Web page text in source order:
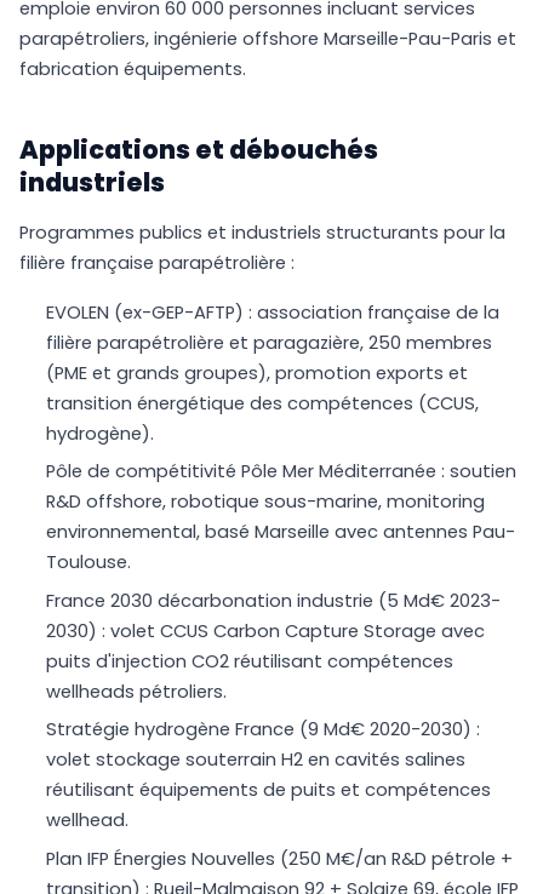
emploie environ 60 000 personnes incluant services
parapétroliers, ingénierie offshore Marseille-Pau-Paris et
fabrication équipements.
Applications et débouchés
industriels
Programmes publics et industriels structurants pour la
filière française parapétrolière :
EVOLEN (ex-GEP-AFTP) : association française de la
filière parapétrolière et paragazière, 250 membres
(PME et grands groupes), promotion exports et
transition énergétique des compétences (CCUS,
hydrogène).
Pôle de compétitivité Pôle Mer Méditerranée : soutien
R&D offshore, robotique sous-marine, monitoring
environnemental, basé Marseille avec antennes Pau-
Toulouse.
France 2030 décarbonation industrie (5 Md€ 2023-
2030) : volet CCUS Carbon Capture Storage avec
puits d'injection CO2 réutilisant compétences
wellheads pétroliers.
Stratégie hydrogène France (9 Md€ 2020-2030) :
volet stockage souterrain H2 en cavités salines
réutilisant équipements de puits et compétences
wellhead.
Plan IFP Énergies Nouvelles (250 M€/an R&D pétrole +
transition) : Rueil-Malmaison 92 + Solaize 69, école IFP